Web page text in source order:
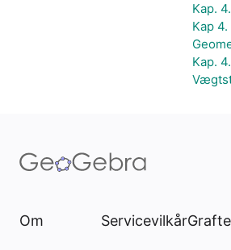
Kap.
Kap
Kap.
Om Servicevilkår